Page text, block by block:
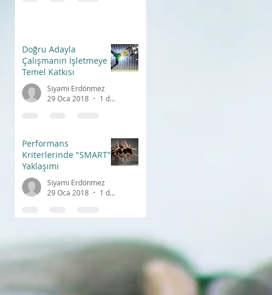
Doğru Adayla
Çalışmanın İşletmeye 3
Temel Katkısı
Siyami Erdönmez
29 Oca 2018
1 dakikada okunur
Performans
Kriterlerinde "SMART"
Yaklaşımı
Siyami Erdönmez
29 Oca 2018
1 dakikada okunur